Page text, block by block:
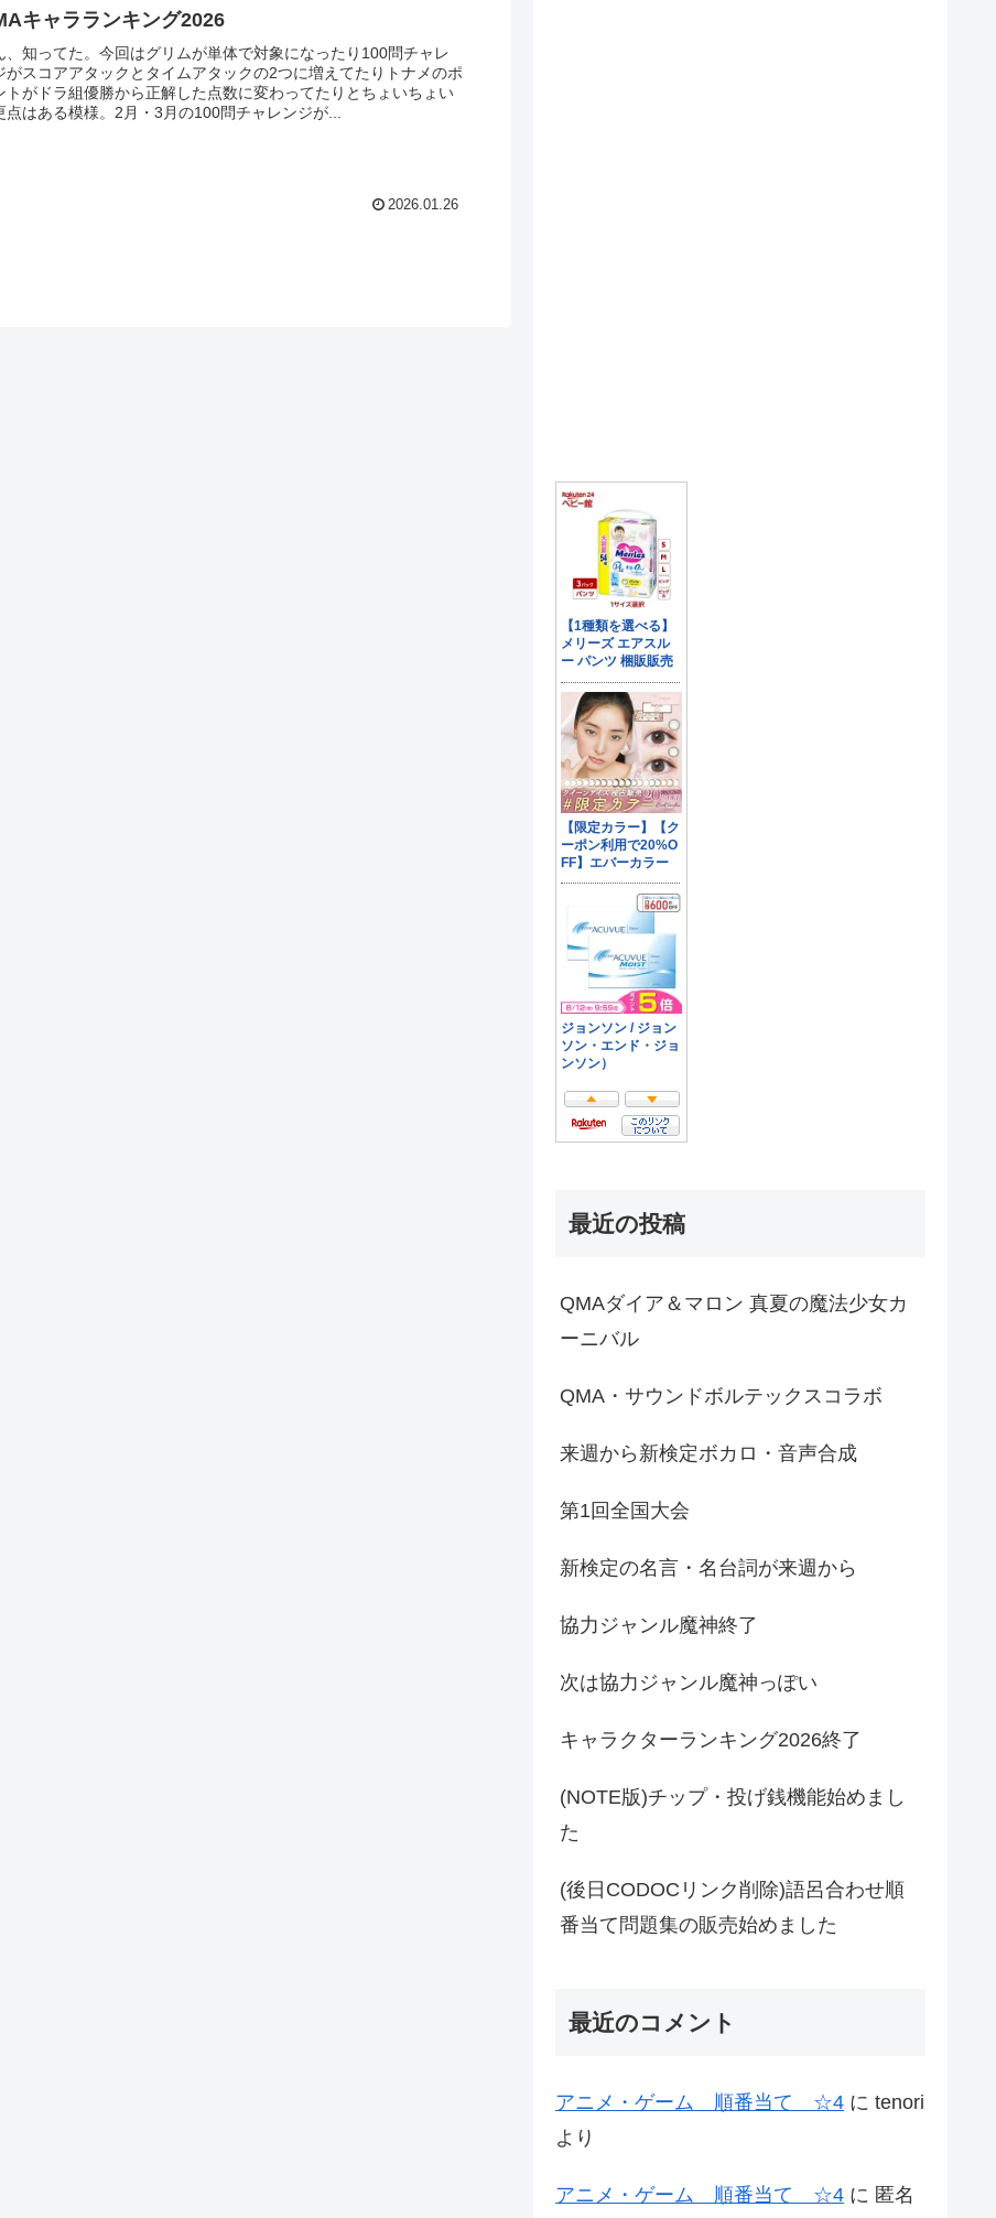
キャラランキング2026
、知ってた。今回はグリムが単体で対象になったり100問チャレ
がスコアアタックとタイムアタックの2つに増えてたりトナメのポ
トがドラ組優勝から正解した点数に変わってたりとちょいちょい
点はある模様。2月・3月の100問チャレンジが...
2026.01.26
最近の投稿
QMAダイア＆マロン 真夏の魔法少女カ
ーニバル
QMA・サウンドボルテックスコラボ
来週から新検定ボカロ・音声合成
第1回全国大会
新検定の名言・名台詞が来週から
協力ジャンル魔神終了
次は協力ジャンル魔神っぽい
キャラクターランキング2026終了
(NOTE版)チップ・投げ銭機能始めまし
た
(後日CODOCリンク削除)語呂合わせ順
番当て問題集の販売始めました
最近のコメント
アニメ・ゲーム 順番当て ☆4 に tenori
より
アニメ・ゲーム 順番当て ☆4 に 匿名